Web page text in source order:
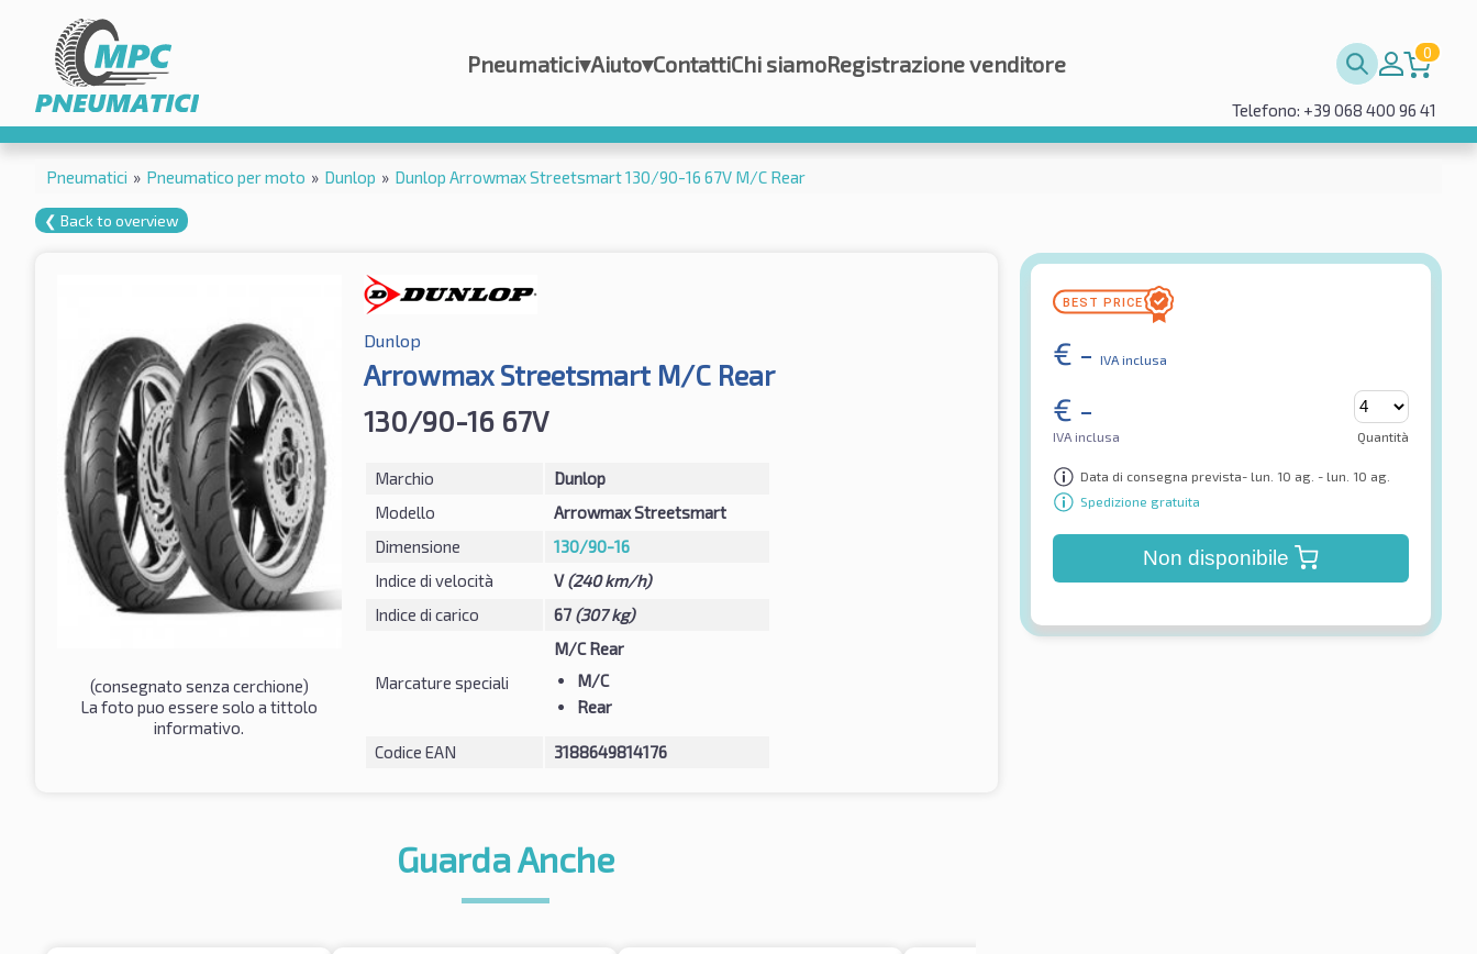
Pneumatici▾Aiuto▾ContattiChi siamoRegistrazione venditore 0
Telefono: +39 068 400 96 41
Pneumatici » Pneumatico per moto » Dunlop » Dunlop Arrowmax Streetsmart 130/90-16 67V M/C Rear
❮ Back to overview
(consegnato senza cerchione)
La foto puo essere solo a tittolo
informativo.
Dunlop
Arrowmax Streetsmart M/C Rear
130/90-16 67V
Marchio
Dunlop
Modello
Arrowmax Streetsmart
Dimensione
130/90-16
Indice di velocità
V(240 km/h)
Indice di carico
67 (307 kg)
Marcature speciali
M/C Rear
M/C
Rear
Codice EAN 3188649814176
€ - IVA inclusa
€ -
IVA inclusa Quantità
Data di consegna prevista- lun. 10 ag. - lun. 10 ag.
Spedizione gratuita
Non disponibile
Guarda Anche